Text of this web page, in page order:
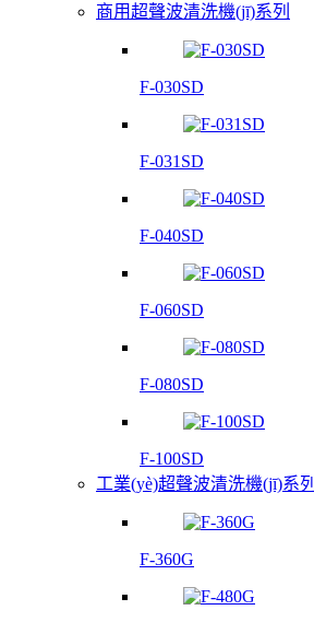
商用超聲波清洗機(jī)系列
F-030SD
F-031SD
F-040SD
F-060SD
F-080SD
F-100SD
工業(yè)超聲波清洗機(jī)系列
F-360G